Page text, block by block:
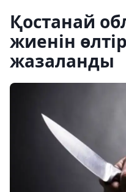
Қостанай
жиенін
жазаланды